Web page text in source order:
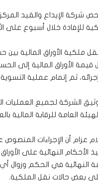
شركة الإيداع والقيد
للإفادة خلال أسبوع على
ملكية الأوراق المالية
قيمة الأوراق المالية إلى
ثم إتمام عملية
الشركة لجميع العمليات
العامة للرقابة المالية
عزام أن الإجراءات المنصوص
الأحكام النهائية على
النهائية في الحكم وزوال
بعض حالات نقل الملكية.